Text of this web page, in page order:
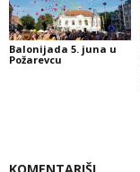
Balonijada 5. juna u
Požarevcu